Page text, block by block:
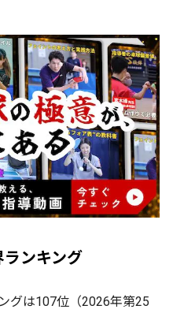
ランキング
グは107位（2026年第25